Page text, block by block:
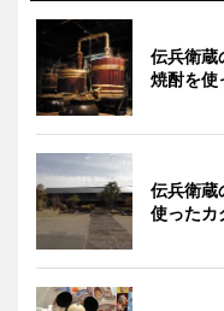
伝兵衛蔵
焼酎を使
伝兵衛蔵
使ったカ